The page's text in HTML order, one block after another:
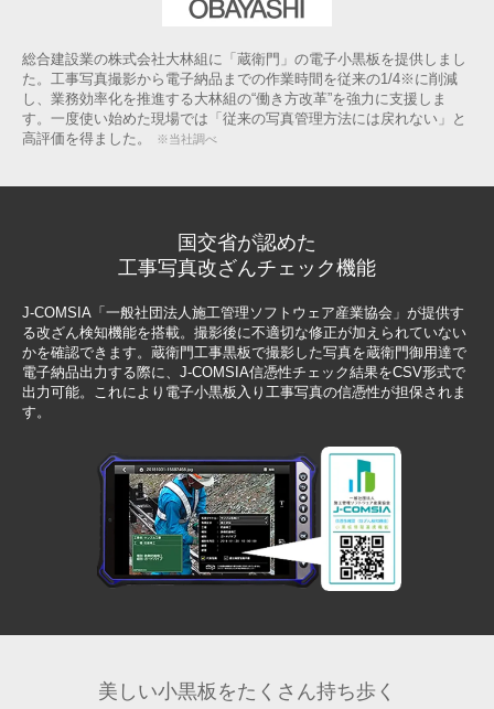
総合建設業の株式会社大林組に「蔵衛門」の電子小黒板を提供しまし
た。工事写真撮影から電子納品までの作業時間を従来の1/4※に削減
し、業務効率化を推進する大林組の“働き方改革”を強力に支援しま
す。一度使い始めた現場では「従来の写真管理方法には戻れない」と
高評価を得ました。
※当社調べ
国交省が認めた
工事写真改ざんチェック機能
J-COMSIA「一般社団法人施工管理ソフトウェア産業協会」が提供す
る改ざん検知機能を搭載。撮影後に不適切な修正が加えられていない
かを確認できます。蔵衛門工事黒板で撮影した写真を蔵衛門御用達で
電子納品出力する際に、J-COMSIA信憑性チェック結果をCSV形式で
出力可能。これにより電子小黒板入り工事写真の信憑性が担保されま
す。
美しい小黒板をたくさん持ち歩く